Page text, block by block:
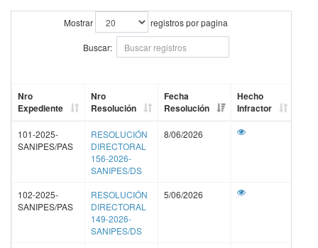
RUC / DNI
Nombres y Apellidos o Denominación Social del
Infractor
Nombre Comercial del infractor
Mostrar registros por pagina
Buscar:
Nro
Expediente
Nro
Resolución
Fecha
Resolución
Hecho
Infractor
101-2025-
SANIPES/PAS
RESOLUCIÓN
DIRECTORAL
156-2026-
SANIPES/DS
8/06/2026
102-2025-
SANIPES/PAS
RESOLUCIÓN
DIRECTORAL
149-2026-
SANIPES/DS
5/06/2026